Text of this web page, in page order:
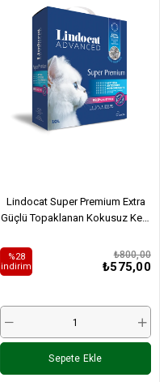
Lindocat Super Premium Extra
Güçlü Topaklanan Kokusuz Kedi
₺575,00
₺800,00
%28
i̇ndirim
Sepete Ekle